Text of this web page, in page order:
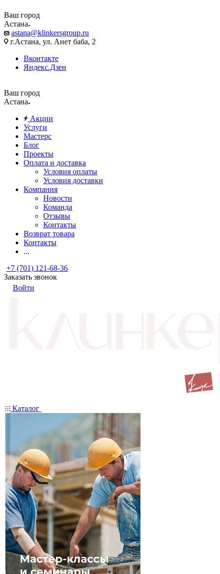
Ваш город
Астана
astana@klinkersgroup.ru
г.Астана, ул. Анет баба, 2
Вконтакте
Яндекс.Дзен
Ваш город
Астана
Акции
Услуги
Мастерс
Блог
Проекты
Оплата и доставка
Условия оплаты
Условия доставки
Компания
Новости
Команда
Отзывы
Контакты
Возврат товара
Контакты
...
+7 (701) 121-68-36
Заказать звонок
Войти
Каталог